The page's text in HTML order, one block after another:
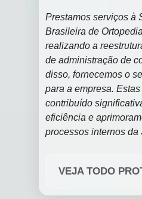
Prestamos serviços à
Brasileira de
realizando a
de administração de
disso, fornecemos o
para a empresa.
contribuído
eficiência e
processos internos da
VEJA TODO